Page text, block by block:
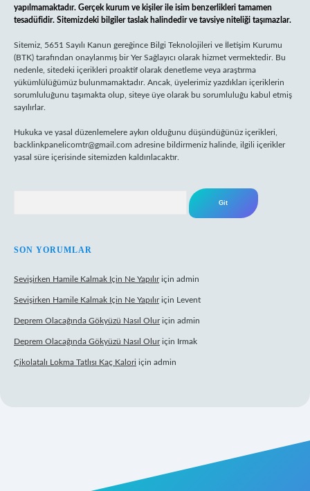
yapılmamaktadır. Gerçek kurum ve kişiler ile isim benzerlikleri tamamen
tesadüfidir. Sitemizdeki bilgiler taslak halindedir ve tavsiye niteliği taşımazlar.
Sitemiz, 5651 Sayılı Kanun gereğince Bilgi Teknolojileri ve İletişim Kurumu
(BTK) tarafından onaylanmış bir Yer Sağlayıcı olarak hizmet vermektedir. Bu
nedenle, sitedeki içerikleri proaktif olarak denetleme veya araştırma
yükümlülüğümüz bulunmamaktadır. Ancak, üyelerimiz yazdıkları içeriklerin
sorumluluğunu taşımakta olup, siteye üye olarak bu sorumluluğu kabul etmiş
sayılırlar.
Hukuka ve yasal düzenlemelere aykırı olduğunu düşündüğünüz içerikleri,
backlinkpanelicomtr@gmail.com adresine bildirmeniz halinde, ilgili içerikler
yasal süre içerisinde sitemizden kaldırılacaktır.
SON YORUMLAR
Sevişirken Hamile Kalmak Için Ne Yapılıriçin admin
Sevişirken Hamile Kalmak Için Ne Yapılıriçin Levent
Deprem Olacağında Gökyüzü Nasıl Oluriçin admin
Deprem Olacağında Gökyüzü Nasıl Oluriçin Irmak
Çikolatalı Lokma Tatlısı Kaç Kalori için admin